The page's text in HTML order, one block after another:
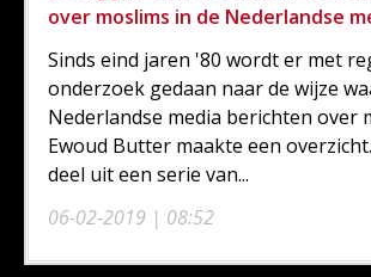
over moslims in de Nederlandse
06-02-2019 | 08:52
Sinds eind jaren '80 wordt er met
onderzoek gedaan naar de wijze
Nederlandse media berichten over
Ewoud Butter maakte een
deel uit een serie van...